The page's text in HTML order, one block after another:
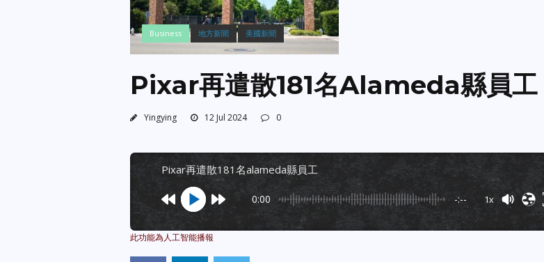
Business 地方新聞 美國新聞
Pixar再遣散181名Alameda縣員工
Yingying 12 Jul 2024 0
pixar再遣散181名alameda縣員工
0:00 -:-- 1x